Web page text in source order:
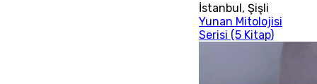
İstanbul,Şişli
Yunan Mitolojisi
Serisi (5 Kitap)